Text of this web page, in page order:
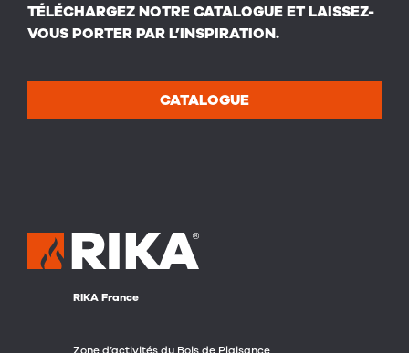
RIKA France
Zone d’activités du Bois de Plaisance
TÉLÉCHARGEZ NOTRE CATALOGUE ET LAISSEZ-
VOUS PORTER PAR L’INSPIRATION.
CATALOGUE